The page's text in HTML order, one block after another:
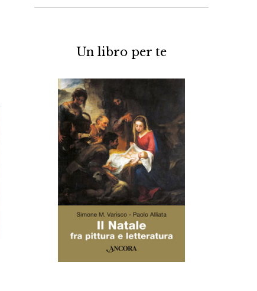
Un libro per te